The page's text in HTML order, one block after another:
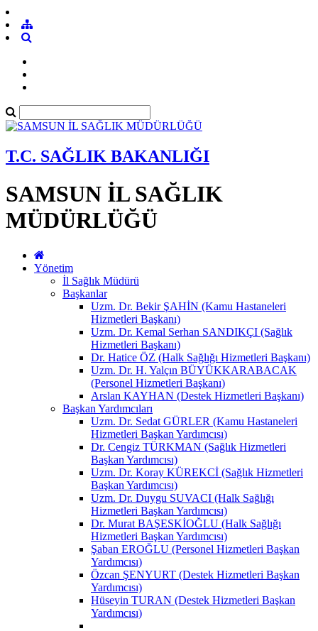
T.C. SAĞLIK BAKANLIĞI
SAMSUN İL SAĞLIK
MÜDÜRLÜĞÜ
Yönetim
İl Sağlık Müdürü
Başkanlar
Uzm. Dr. Bekir ŞAHİN (Kamu Hastaneleri
Hizmetleri Başkanı)
Uzm. Dr. Kemal Serhan SANDIKÇI (Sağlık
Hizmetleri Başkanı)
Dr. Hatice ÖZ (Halk Sağlığı Hizmetleri Başkanı)
Uzm. Dr. H. Yalçın BÜYÜKKARABACAK
(Personel Hizmetleri Başkanı)
Arslan KAYHAN (Destek Hizmetleri Başkanı)
Başkan Yardımcıları
Uzm. Dr. Sedat GÜRLER (Kamu Hastaneleri
Hizmetleri Başkan Yardımcısı)
Dr. Cengiz TÜRKMAN (Sağlık Hizmetleri
Başkan Yardımcısı)
Uzm. Dr. Koray KÜREKCİ (Sağlık Hizmetleri
Başkan Yardımcısı)
Uzm. Dr. Duygu SUVACI (Halk Sağlığı
Hizmetleri Başkan Yardımcısı)
Dr. Murat BAŞESKİOĞLU (Halk Sağlığı
Hizmetleri Başkan Yardımcısı)
Şaban EROĞLU (Personel Hizmetleri Başkan
Yardımcısı)
Özcan ŞENYURT (Destek Hizmetleri Başkan
Yardımcısı)
Hüseyin TURAN (Destek Hizmetleri Başkan
Yardımcısı)